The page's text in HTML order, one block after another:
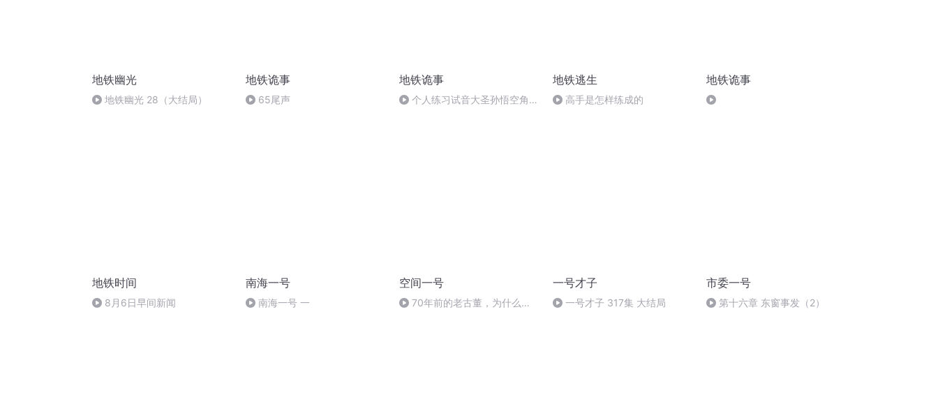
地铁幽光
地铁幽光 28（大结局）
地铁诡事
65尾声
地铁诡事
个人练习试音大圣孙悟空角色
地铁逃生
高手是怎样练成的
地铁诡事
地铁时间
8月6日早间新闻
南海一号
南海一号 一
空间一号
70年前的老古董，为什么还
一号才子
一号才子 317集 大结局
市委一号
第十六章 东窗事发（2）